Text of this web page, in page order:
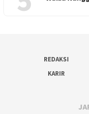
REDAKSI
KARIR